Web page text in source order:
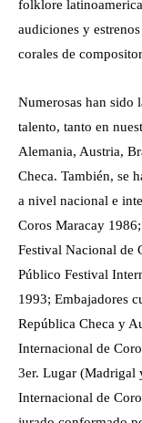
folklore
audiciones y
corales de
Numerosas han sido
talento, tanto en
Alemania, Austria,
Checa. También, se
a nivel nacional e
Coros Maracay
Festival Nacional de
Público Festival
1993; Embajadores
República Checa y
Internacional de
3er. Lugar (Madrigal
Internacional de